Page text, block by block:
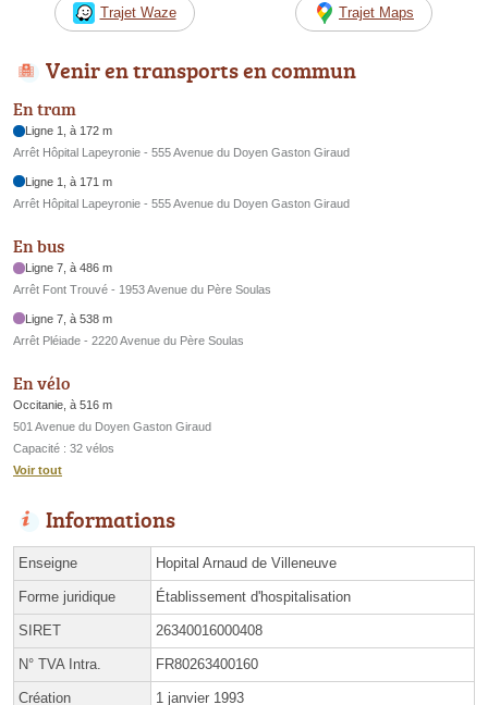
Trajet Waze Trajet Maps
Venir en transports en commun
En tram
Ligne 1, à 172 m
Arrêt Hôpital Lapeyronie - 555 Avenue du Doyen Gaston Giraud
Ligne 1, à 171 m
Arrêt Hôpital Lapeyronie - 555 Avenue du Doyen Gaston Giraud
En bus
Ligne 7, à 486 m
Arrêt Font Trouvé - 1953 Avenue du Père Soulas
Ligne 7, à 538 m
Arrêt Pléiade - 2220 Avenue du Père Soulas
En vélo
Occitanie, à 516 m
501 Avenue du Doyen Gaston Giraud
Capacité : 32 vélos
Voir tout
Informations
Enseigne Hopital Arnaud de Villeneuve
Forme juridique Établissement d'hospitalisation
SIRET 26340016000408
N° TVA Intra. FR80263400160
Création 1 janvier 1993